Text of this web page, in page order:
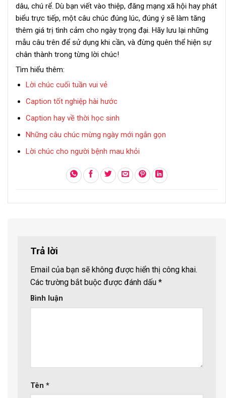
dâu, chú rể. Dù bạn viết vào thiệp, đăng mạng xã hội hay phát
biểu trực tiếp, một câu chúc đúng lúc, đúng ý sẽ làm tăng
thêm giá trị tình cảm cho ngày trọng đại. Hãy lưu lại những
mẫu câu trên để sử dụng khi cần, và đừng quên thể hiện sự
chân thành trong từng lời chúc!
Tìm hiểu thêm:
Lời chúc cuối tuần vui vẻ
Caption tốt nghiệp hài hước
Caption hay về thời học sinh
Những câu chúc mừng ngày mới ngắn gọn
Lời chúc cho người bệnh mau khỏi
Trả lời
Email của bạn sẽ không được hiển thị công khai.
Các trường bắt buộc được đánh dấu *
Bình luận
Tên *